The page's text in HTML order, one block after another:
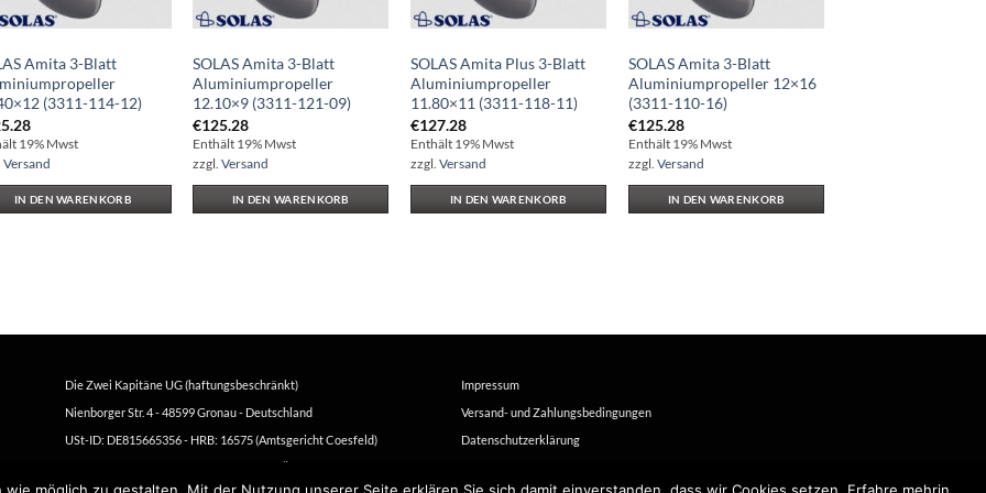
Amita 3-Blatt
(3311-114-12)
19% Mwst
Versand
IN DEN WARENKORB
SOLAS Amita 3-Blatt
Aluminiumpropeller
12.10×9 (3311-121-09)
€125.28
Enthält 19% Mwst
zzgl.Versand
IN DEN WARENKORB
SOLAS Amita Plus 3-Blatt
Aluminiumpropeller
11.80×11 (3311-118-11)
€127.28
Enthält 19% Mwst
zzgl.Versand
IN DEN WARENKORB
SOLAS Amita 3-Blatt
Aluminiumpropeller 12×16
(3311-110-16)
€125.28
Enthält 19% Mwst
zzgl. Versand
IN DEN WARENKORB
Die Zwei Kapitäne UG (haftungsbeschränkt)
Nienborger Str. 4 - 48599 Gronau - Deutschland
USt-ID: DE815665356 - HRB: 16575 (Amtsgericht Coesfeld)
Filiale: Stuwerstrasse 50/1 - 1020 Wien - Österreich
Impressum
Versand- und Zahlungsbedingungen
Datenschutzerklärung